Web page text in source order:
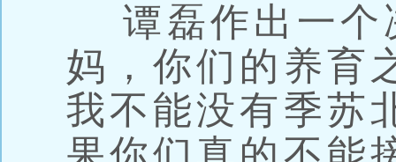
谭磊作出一个
妈，你们的养育
我不能没有季苏